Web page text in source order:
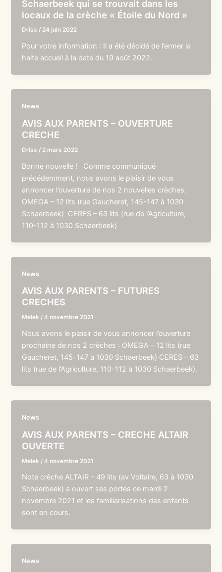
Schaerbeek qui se trouvait dans les
locaux de la crèche « Étoile du Nord »
Driss / 24 juin 2022
Pour votre information : Il a été décidé de fermer la
halte accueil à la date du 19 août 2022.
News
AVIS AUX PARENTS – OUVERTURE
CRECHE
Driss / 2 mars 2022
Bonne nouvelle ! Comme communiqué
précédemment, nous avons le plaisir de vous
annoncer l’ouverture de nos 2 nouvelles crèches.
OMEGA – 12 lits (rue Gaucheret, 145-147 à 1030
Schaerbeek) CERES – 63 lits (rue de l’Agriculture,
110-112 à 1030 Schaerbeek)
News
AVIS AUX PARENTS – FUTURES
CRECHES
Melek /4 novembre 2021
Nous avons le plaisir de vous annoncer l’ouverture
prochaine de nos 2 crèches : OMEGA – 12 lits (rue
Gaucheret, 145-147 à 1030 Schaerbeek) CERES – 63
lits (rue de l’Agriculture, 110-112 à 1030 Schaerbeek).
News
AVIS AUX PARENTS – CRECHE ALTAIR
OUVERTE
Melek /4 novembre 2021
Note crèche ALTAIR – 49 lits (av Voltaire, 63 à 1030
Schaerbeek) a ouvert ses portes ce mardi 2
novembre 2021 et les familiarisations des enfants
sont en cours.
News